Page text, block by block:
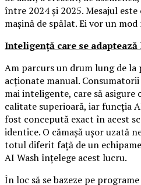
între 2024 și 2025. Mesajul
mașină de spălat. Ei vor un
Inteligență care se
Am parcurs un drum lung de la
acționate manual.
mai inteligente, care să asigure
calitate superioară, iar funcția
fost concepută exact în acest
identice. O cămașă ușor uzată
totul diferit față de un
AI Wash înțelege acest lucru.
În loc să se bazeze pe